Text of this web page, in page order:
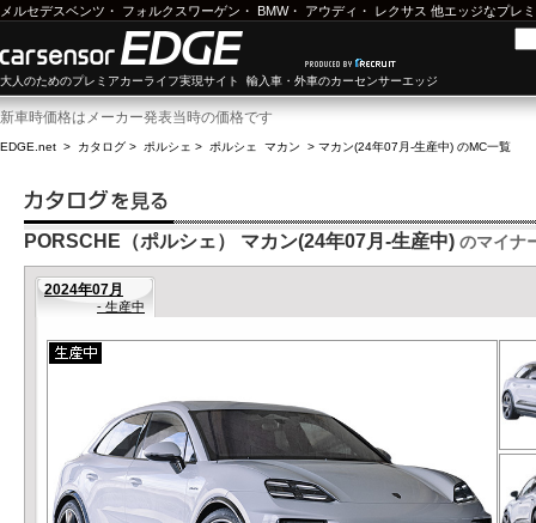
メルセデスベンツ ・ フォルクスワーゲン ・ BMW・ アウディ ・ レクサス 他エッジなプレ
大人のためのプレミアカーライフ実現サイト 輸入車・外車のカーセンサーエッジ
新車時価格はメーカー発表当時の価格です
EDGE.net > カタログ > ポルシェ > ポルシェ マカン > マカン(24年07月-生産中) のMC一覧
PORSCHE（ポルシェ） マカン(24年07月-生産中) のマイナ
2024年07月
- 生産中